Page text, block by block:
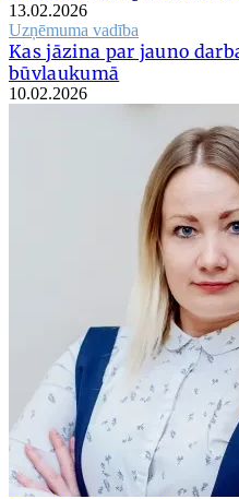
13.02.2026
Uzņēmuma vadība
Kas jāzina par jauno
būvlaukumā
10.02.2026